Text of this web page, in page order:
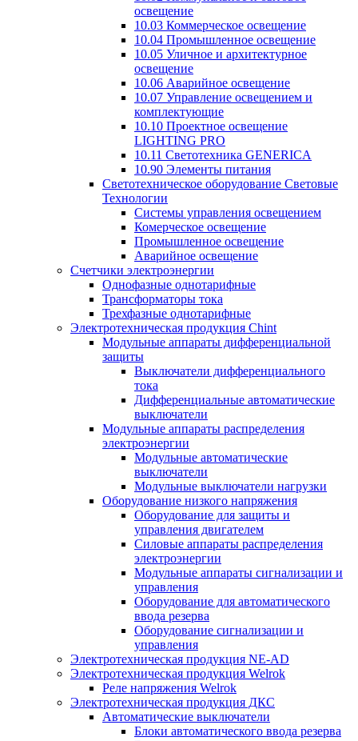
освещение
10.03 Коммерческое освещение
10.04 Промышленное освещение
10.05 Уличное и архитектурное
освещение
10.06 Аварийное освещение
10.07 Управление освещением и
комплектующие
10.10 Проектное освещение
LIGHTING PRO
10.11 Светотехника GENERICA
10.90 Элементы питания
Светотехническое оборудование Световые
Технологии
Системы управления освещением
Комерческое освещение
Промышленное освещение
Аварийное освещение
Счетчики электроэнергии
Однофазные однотарифные
Трансформаторы тока
Трехфазные однотарифные
Электротехническая продукция Chint
Модульные аппараты дифференциальной
защиты
Выключатели дифференциального
тока
Дифференциальные автоматические
выключатели
Модульные аппараты распределения
электроэнергии
Модульные автоматические
выключатели
Модульные выключатели нагрузки
Оборудование низкого напряжения
Оборудование для защиты и
управления двигателем
Силовые аппараты распределения
электроэнергии
Модульные аппараты сигнализации и
управления
Оборудование для автоматического
ввода резерва
Оборудование сигнализации и
управления
Электротехническая продукция NE-AD
Электротехническая продукция Welrok
Реле напряжения Welrok
Электротехническая продукция ДКС
Автоматические выключатели
Блоки автоматического ввода резерва